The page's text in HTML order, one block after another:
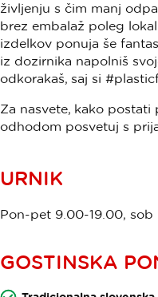
življenju s čim manj
brez embalaž poleg
izdelkov ponuja še
iz dozirnika napolniš
odkorakaš, saj si
Za nasvete, kako postati
odhodom posvetuj s
URNIK
Pon-pet 9.00-19.00, sob
GOSTINSKA